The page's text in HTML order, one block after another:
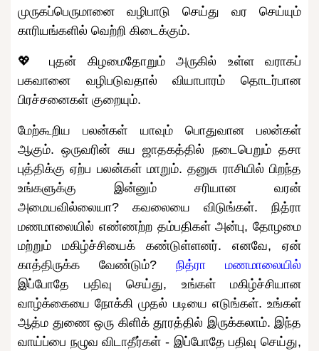
முருகப்பெருமானை வழிபாடு செய்து வர செய்யும்
காரியங்களில் வெற்றி கிடைக்கும்.
💖 புதன் கிழமைதோறும் அருகில் உள்ள வராகப்
பகவானை வழிபடுவதால் வியாபாரம் தொடர்பான
பிரச்சனைகள் குறையும்.
மேற்கூறிய பலன்கள் யாவும் பொதுவான பலன்கள்
ஆகும். ஒருவரின் சுய ஜாதகத்தில் நடைபெறும் தசா
புத்திக்கு ஏற்ப பலன்கள் மாறும். தனுசு ராசியில் பிறந்த
உங்களுக்கு இன்னும் சரியான வரன்
அமையவில்லையா? கவலையை விடுங்கள். நித்ரா
மணமாலையில் எண்ணற்ற தம்பதிகள் அன்பு, தோழமை
மற்றும் மகிழ்ச்சியைக் கண்டுள்ளனர். எனவே, ஏன்
காத்திருக்க வேண்டும்? நித்ரா மணமாலையில்
இப்போதே பதிவு செய்து, உங்கள் மகிழ்ச்சியான
வாழ்க்கையை நோக்கி முதல் படியை எடுங்கள். உங்கள்
ஆத்ம துணை ஒரு கிளிக் தூரத்தில் இருக்கலாம். இந்த
வாய்ப்பை நழுவ விடாதீர்கள் - இப்போதே பதிவு செய்து,